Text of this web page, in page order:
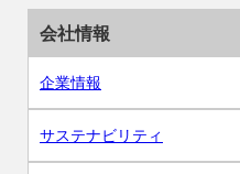
会社情報
企業情報
サステナビリティ